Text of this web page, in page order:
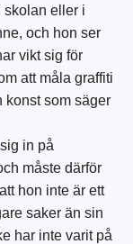
skolan eller i
och hon ser
vikt sig för
att måla graffiti
konst som säger
in på
måste därför
hon inte är ett
saker än sin
har inte varit på